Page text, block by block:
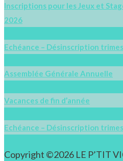
Inscriptions pour les Jeux et
2026
Echéance – Désinscription
Assemblée Générale Annuelle
Vacances de fin d’année
Echéance – Désinscription
Copyright ©2026 LE P’TIT